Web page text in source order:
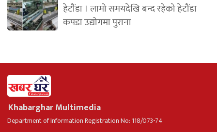
हेटौंडा । लामो समयदेखि बन्द रहेको हेटौंडा
कपडा उद्योगमा पुराना
Khabarghar Multimedia
Department of Information Registration No: 118/073-74